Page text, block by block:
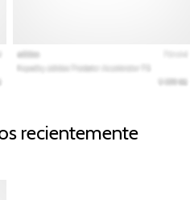
recientemente